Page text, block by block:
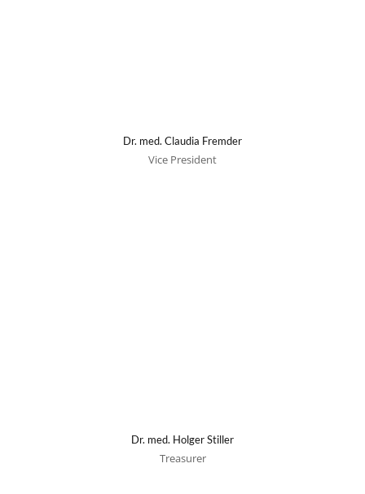
Dr. med. Claudia Fremder
Vice President
Dr. med. Holger Stiller
Treasurer